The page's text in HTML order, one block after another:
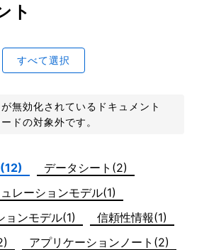
ト
すべて選択
無効化されているドキュメント
ドの対象外です。
データシート(2)
レーションモデル(1)
ョンモデル(1)
信頼性情報(1)
アプリケーションノート(2)